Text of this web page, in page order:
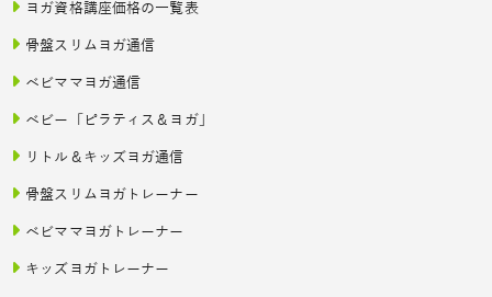
ヨガ資格講座価格の一覧表
骨盤スリムヨガ通信
ベビママヨガ通信
ベビー「ピラティス＆ヨガ」
リトル＆キッズヨガ通信
骨盤スリムヨガトレーナー
ベビママヨガトレーナー
キッズヨガトレーナー